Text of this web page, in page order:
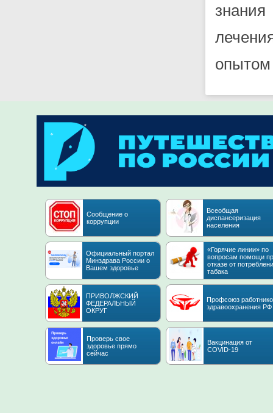
опытом
Сообщение о
коррупции
Всеобщая
диспансеризация
населения
Официальный портал
Минздрава России о
Вашем здоровье
«Горячие линии» по
вопросам помощи
отказе от
табака
ПРИВОЛЖСКИЙ
ФЕДЕРАЛЬНЫЙ
ОКРУГ
Профсоюз
здравоохранения РФ
Проверь свое
здоровье прямо
сейчас
Вакцинация от
COVID-19